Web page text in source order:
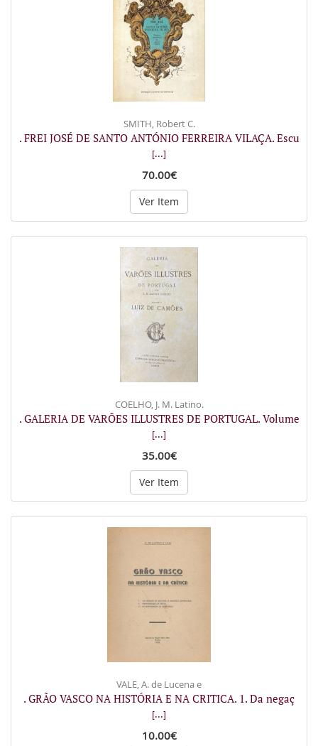
SMITH, Robert C.
. FREI JOSÉ DE SANTO ANTÓNIO FERREIRA VILAÇA. Escu
[...]
70.00€
Ver Item
COELHO, J. M. Latino.
. GALERIA DE VARÕES ILLUSTRES DE PORTUGAL. Volume
[...]
35.00€
Ver Item
VALE, A. de Lucena e
. GRÃO VASCO NA HISTÓRIA E NA CRITICA. 1. Da negaç
[...]
10.00€